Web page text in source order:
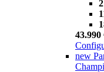
43.990
new